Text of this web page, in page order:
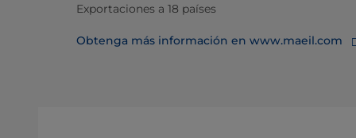
Exportaciones a 18 países
Obtenga más información en www.maeil.com